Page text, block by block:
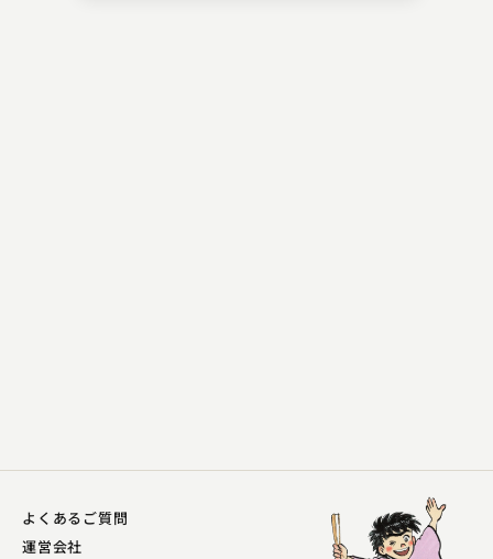
吉原 朝馬
よくあるご質問
運営会社